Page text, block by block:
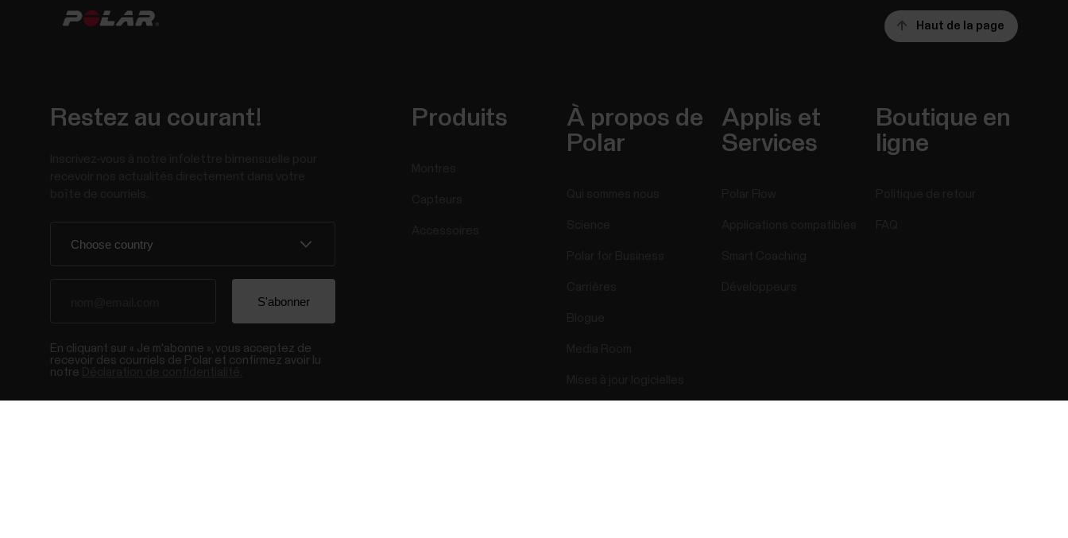
Haut de la page
Restez au courant!
En cliquant sur « Je m'abonne », vous acceptez de
recevoir des courriels de Polar et confirmez avoir lu
notre
Produits
À propos de
Polar
Applis et
Services
Boutique en
ligne